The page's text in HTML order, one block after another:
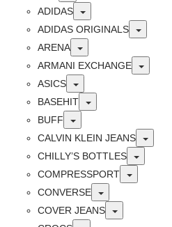
ADIDAS
Toggle
ADIDAS ORIGINALS
Toggle
ARENA
Toggle
ARMANI EXCHANGE
Toggle
ASICS
Toggle
BASEHIT
Toggle
BUFF
Toggle
CALVIN KLEIN JEANS
Toggle
CHILLY’S BOTTLES
Toggle
COMPRESSPORT
Toggle
CONVERSE
Toggle
COVER JEANS
Toggle